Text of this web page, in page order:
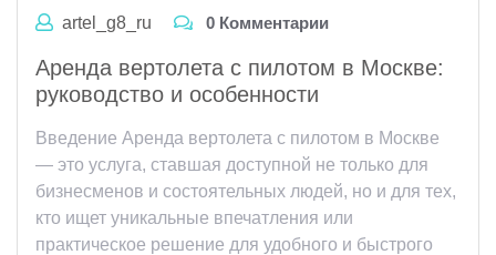
artel_g8_ru 0 Комментарии
Аренда вертолета с пилотом в Москве:
руководство и особенности
Введение Аренда вертолета с пилотом в Москве
— это услуга, ставшая доступной не только для
бизнесменов и состоятельных людей, но и для тех,
кто ищет уникальные впечатления или
практическое решение для удобного и быстрого